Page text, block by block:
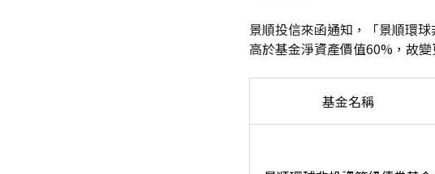
景順投信來函通知，「景順環
高於基金淨資產價值60%，故變
基金名稱